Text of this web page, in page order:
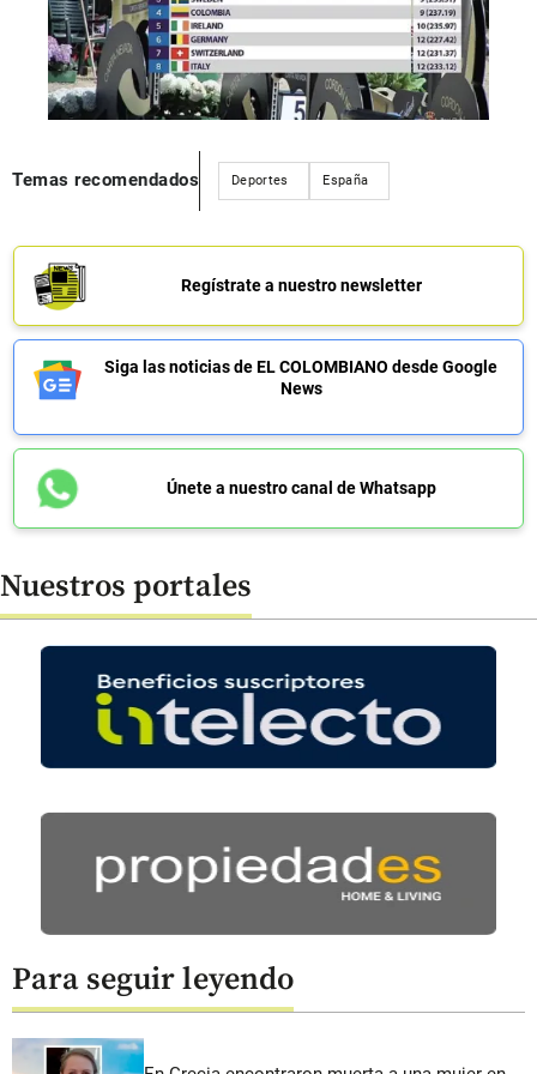
Temas recomendados Deportes España
Regístrate a nuestro newsletter
Siga las noticias de EL COLOMBIANO desde Google
News
Únete a nuestro canal de Whatsapp
Nuestros portales
Para seguir leyendo